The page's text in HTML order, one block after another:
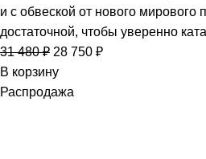
и с обвеской от нового мирового
достаточной, чтобы уверенно
31 480₽ 28 750 ₽
В корзину
Распродажа